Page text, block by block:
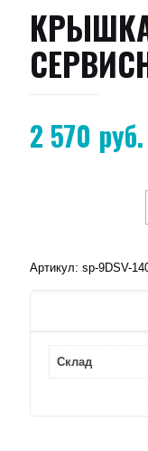
2 570 руб.
Артикул: sp-9DSV-
Склад